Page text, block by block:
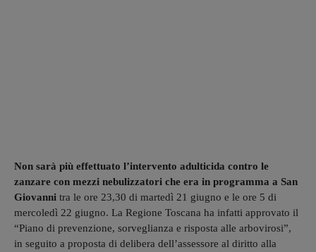
Non sarà più effettuato l’intervento adulticida contro le
zanzare con mezzi nebulizzatori che era in programma a San
Giovanni tra le ore 23,30 di martedì 21 giugno e le ore 5 di
mercoledì 22 giugno. La Regione Toscana ha infatti approvato il
“Piano di prevenzione, sorveglianza e risposta alle arbovirosi”,
in seguito a proposta di delibera dell’assessore al diritto alla